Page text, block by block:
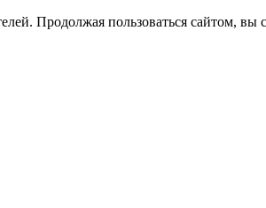
Продолжая пользоваться сайтом, вы